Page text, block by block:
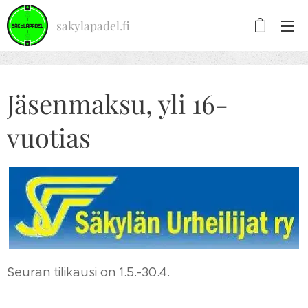
sakylapadel.fi
Jäsenmaksu, yli 16-
vuotias
Seuran tilikausi on 1.5.-30.4.